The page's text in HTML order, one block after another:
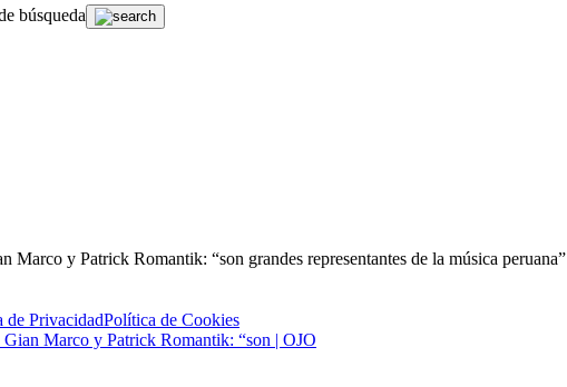
búsqueda
Marco y Patrick Romantik: “son grandes representantes de la música peruana”
de PrivacidadPolítica de Cookies